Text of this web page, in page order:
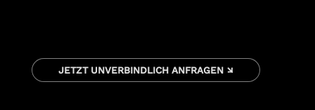
JETZT UNVERBINDLICH ANFRAGEN ↘